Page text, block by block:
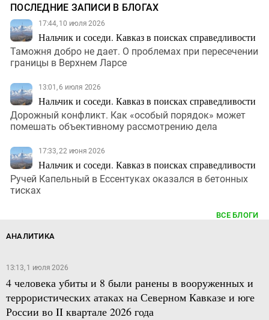
ПОСЛЕДНИЕ ЗАПИСИ В БЛОГАХ
17:44, 10 июля 2026
Нальчик и соседи. Кавказ в поисках справедливости
Таможня добро не дает. О проблемах при пересечении
границы в Верхнем Ларсе
13:01, 6 июля 2026
Нальчик и соседи. Кавказ в поисках справедливости
Дорожный конфликт. Как «особый порядок» может
помешать объективному рассмотрению дела
17:33, 22 июня 2026
Нальчик и соседи. Кавказ в поисках справедливости
Ручей Капельный в Ессентуках оказался в бетонных
тисках
ВСЕ БЛОГИ
АНАЛИТИКА
13:13, 1 июля 2026
4 человека убиты и 8 были ранены в вооруженных и
террористических атаках на Северном Кавказе и юге
России во II квартале 2026 года